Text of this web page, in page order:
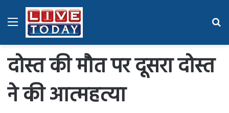
Menu
दोस्त की मौत पर दूसरा दोस्त
ने की आत्महत्या